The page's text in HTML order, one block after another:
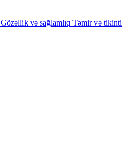
Gözəllik və sağlamlıq Təmir və tikinti